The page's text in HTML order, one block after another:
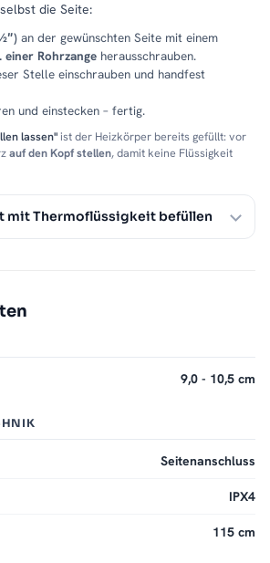
die Seite:
an der gewünschten Seite mit einem
einer Rohrzange herausschrauben.
Stelle einschrauben und handfest
und einstecken – fertig.
lassen"ist der Heizkörper bereits gefüllt: vor
auf den Kopf stellen, damit keine Flüssigkeit
mit Thermoflüssigkeit befüllen
9,0 - 10,5 cm
Seitenanschluss
IPX4
115 cm